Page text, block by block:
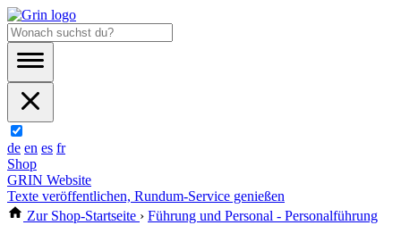
de en es fr
Shop
GRIN Website
Texte veröffentlichen, Rundum-Service genießen
Zur Shop-Startseite › Führung und Personal - Personalführung